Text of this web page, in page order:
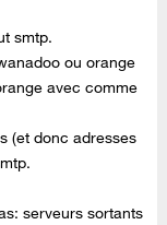
smtp.
ou orange
avec comme
(et donc adresses
serveurs sortants